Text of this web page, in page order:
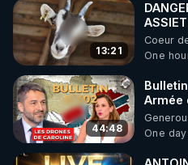
13:21
Coeur
One
44:48
Armée
série,
One